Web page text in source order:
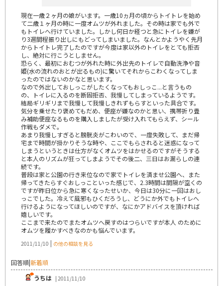
現在一歳２ヶ月の娘がいます。一歳10ヵ月の頃からトイトレを始め
て二歳１ヶ月の時に一度オムツが外れました。その時は家でも外で
もトイレへ行けていました。しかし何日か経つと急にトイレを嫌が
り3週間程振り出しにもどってしまいました。なんとかようやく先月
からトイトレ完了したのですが今度は家以外のトイレをとても拒否
し、絶対に行こうとしません。
恐らく、最初におむつが外れた時に外出先のトイレで自動洗浄や音
姫(水の流れのおとが出るもの)に驚いてそれからこわくなってしま
ったのではないのかなと思います。
なので外出しておしっこがしたくなってもおしっこ...と言うもの
の、トイレに入るのを断固拒否、我慢してしまっているようです。
結局ギリギリまで我慢して我慢しきれずもらすといった具合です。
気分を乗せたり褒めてもだめ、便座が嫌なのかと思い、携帯折り畳
み補助便座なるものを購入しましたが受け入れてもらえず、シール
作戦もダメで。
あまり我慢しすぎると膀胱炎がこわいので、一度失敗して、まだ帰
宅まで時間が掛かりそうな時や、ここでもらされると迷惑になって
しまうというときは仕方がなくオムツをはかせるのですがそうする
と本人のリズムが狂ってしまようでその後二、三日はお漏らしの連
続です。
普段は家と公園の行き来位なので家でトイレを済ませ公園へ、また
帰ってきたらすぐおしっこといった感じで、2.3時間は間隔が空くの
ですが昨日位から急に寒くなったせいか、今日は30分に一回はおし
っこでした。冷えて風邪もひくだろうし、どうにか外でもトイレへ
行けるようになってほしいのですが、なにかアドバイスを頂ければ
嬉しいです。
ここまで来たのでまたオムツへ戻すのはつらいですが本人 のために
オムツを履かすべきなのかも悩んでいます。
2011/11/10 | の他の相談を見る
回答順|新着順
うちは | 2011/11/10